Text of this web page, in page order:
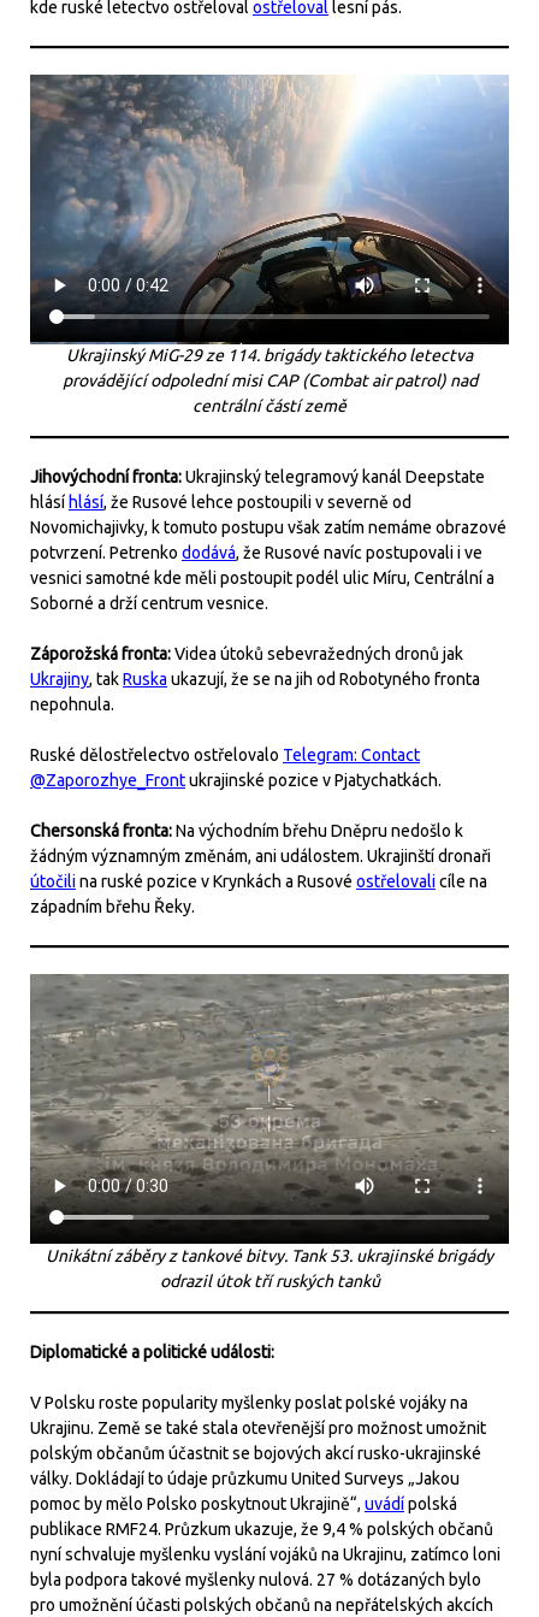
kde ruské letectvo ostřeloval ostřeloval lesní pás.
Ukrajinský MiG-29 ze 114. brigády taktického letectva
provádějící odpolední misi CAP (Combat air patrol) nad
centrální částí země
Jihovýchodní fronta:Ukrajinský telegramový kanál Deepstate
hlásí hlásí, že Rusové lehce postoupili v severně od
Novomichajivky, k tomuto postupu však zatím nemáme obrazové
potvrzení. Petrenko dodává, že Rusové navíc postupovali i ve
vesnici samotné kde měli postoupit podél ulic Míru, Centrální a
Soborné a drží centrum vesnice.
Záporožská fronta:Videa útoků sebevražedných dronů jak
Ukrajiny, takRuska ukazují, že se na jih od Robotyného fronta
nepohnula.
Ruské dělostřelectvo ostřelovalo Telegram: Contact
@Zaporozhye_Frontukrajinské pozice v Pjatychatkách.
Chersonská fronta:Na východním břehu Dněpru nedošlo k
žádným významným změnám, ani událostem. Ukrajinští dronaři
útočilina ruské pozice v Krynkách a Rusové ostřelovalicíle na
západním břehu Řeky.
Unikátní záběry z tankové bitvy. Tank 53. ukrajinské brigády
odrazil útok tří ruských tanků
Diplomatické a politické události:
V Polsku roste popularity myšlenky poslat polské vojáky na
Ukrajinu. Země se také stala otevřenější pro možnost umožnit
polským občanům účastnit se bojových akcí rusko-ukrajinské
války. Dokládají to údaje průzkumu United Surveys „Jakou
pomoc by mělo Polsko poskytnout Ukrajině“, uvádípolská
publikace RMF24. Průzkum ukazuje, že 9,4 % polských občanů
nyní schvaluje myšlenku vyslání vojáků na Ukrajinu, zatímco loni
byla podpora takové myšlenky nulová. 27 % dotázaných bylo
pro umožnění účasti polských občanů na nepřátelských akcích